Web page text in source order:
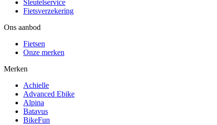
Sleutelservice
Fietsverzekering
Ons aanbod
Fietsen
Onze merken
Merken
Achielle
Advanced Ebike
Alpina
Batavus
BikeFun